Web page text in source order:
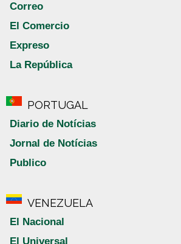
Correo
El Comercio
Expreso
La República
PORTUGAL
Diario de Notícias
Jornal de Notícias
Publico
VENEZUELA
El Nacional
El Universal